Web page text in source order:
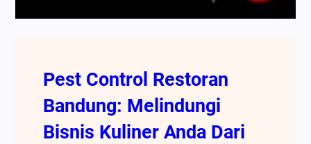
Pest Control Restoran
Bandung: Melindungi
Bisnis Kuliner Anda Dari